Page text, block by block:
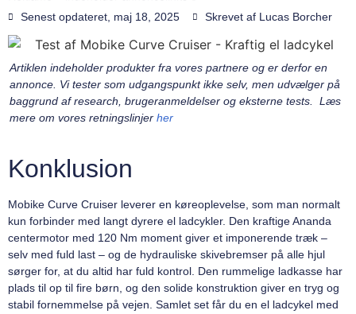
Senest opdateret, maj 18, 2025 Skrevet af Lucas Borcher
Artiklen indeholder produkter fra vores partnere og er derfor en
annonce. Vi tester som udgangspunkt ikke selv, men udvælger på
baggrund af research, brugeranmeldelser og eksterne tests. Læs
mere om vores retningslinjer her
Konklusion
Mobike Curve Cruiser leverer en køreoplevelse, som man normalt
kun forbinder med langt dyrere el ladcykler. Den kraftige Ananda
centermotor med 120 Nm moment giver et imponerende træk –
selv med fuld last – og de hydrauliske skivebremser på alle hjul
sørger for, at du altid har fuld kontrol. Den rummelige ladkasse har
plads til op til fire børn, og den solide konstruktion giver en tryg og
stabil fornemmelse på vejen. Samlet set får du en el ladcykel med